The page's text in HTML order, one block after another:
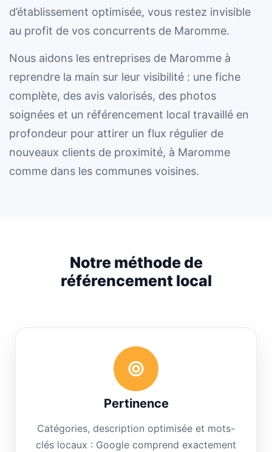
d’établissement optimisée, vous restez invisible
au profit de vos concurrents de Maromme.
Nous aidons les entreprises de Maromme à
reprendre la main sur leur visibilité : une fiche
complète, des avis valorisés, des photos
soignées et un référencement local travaillé en
profondeur pour attirer un flux régulier de
nouveaux clients de proximité, à Maromme
comme dans les communes voisines.
Notre méthode de
référencement local
Pertinence
Catégories, description optimisée et mots-
clés locaux : Google comprend exactement